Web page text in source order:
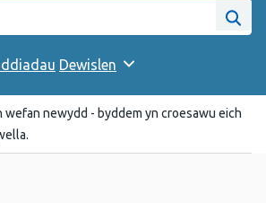
Cyhoeddus Cymru
Dewislen
wefan newydd - byddem yn croesawu eich